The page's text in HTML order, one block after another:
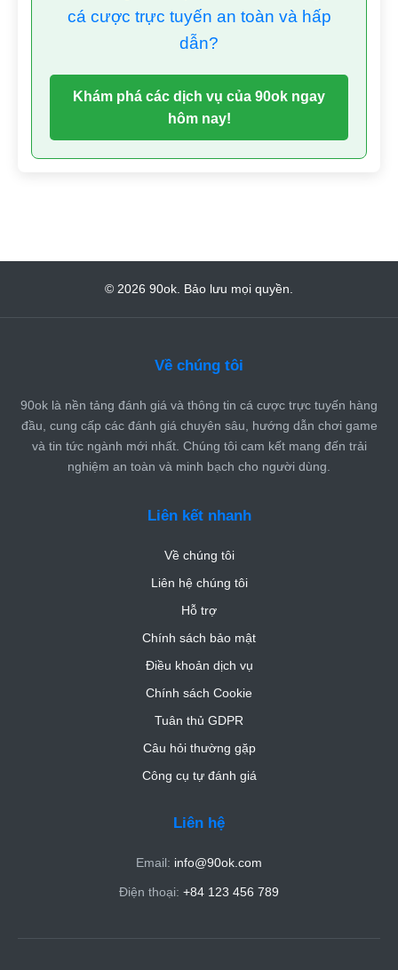
cá cược trực tuyến an toàn và hấp
dẫn?
Khám phá các dịch vụ của 90ok ngay
hôm nay!
© 2026 90ok. Bảo lưu mọi quyền.
Về chúng tôi
90ok là nền tảng đánh giá và thông tin cá cược trực tuyến hàng
đầu, cung cấp các đánh giá chuyên sâu, hướng dẫn chơi game
và tin tức ngành mới nhất. Chúng tôi cam kết mang đến trải
nghiệm an toàn và minh bạch cho người dùng.
Liên kết nhanh
Về chúng tôi
Liên hệ chúng tôi
Hỗ trợ
Chính sách bảo mật
Điều khoản dịch vụ
Chính sách Cookie
Tuân thủ GDPR
Câu hỏi thường gặp
Công cụ tự đánh giá
Liên hệ
Email: info@90ok.com
Điện thoại: +84 123 456 789